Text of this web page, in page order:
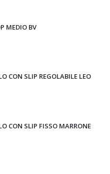
MEDIO BV
CON SLIP REGOLABILE LEO
CON SLIP FISSO MARRONE